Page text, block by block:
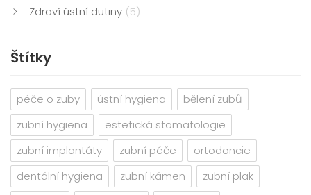
Zdraví ústní dutiny (5)
Štítky
péče o zuby ústní hygiena
bělení zubů
zubní hygiena
estetická stomatologie
zubní implantáty
zubní péče
ortodoncie
dentální hygiena
zubní kámen
zubní plak